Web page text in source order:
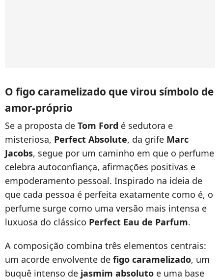
O figo caramelizado que virou símbolo de
amor-próprio
Se a proposta de Tom Ford é sedutora e
misteriosa, Perfect Absolute, da grife Marc
Jacobs, segue por um caminho em que o perfume
celebra autoconfiança, afirmações positivas e
empoderamento pessoal. Inspirado na ideia de
que cada pessoa é perfeita exatamente como é, o
perfume surge como uma versão mais intensa e
luxuosa do clássico Perfect Eau de Parfum.
A composição combina três elementos centrais:
um acorde envolvente de figo caramelizado, um
buquê intenso de jasmim absoluto e uma base